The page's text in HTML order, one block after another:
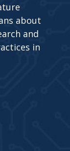
about
and
in